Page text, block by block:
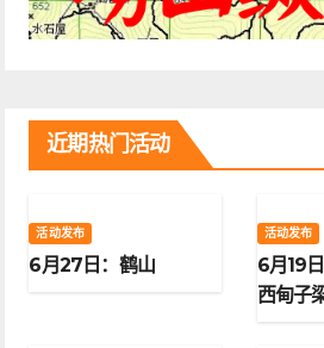
近期热门活动
活动发布
6月27日：鹤山
活动发布
6月19
西甸子